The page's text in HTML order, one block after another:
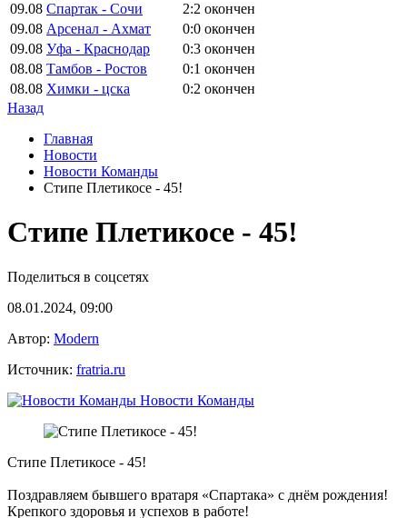
09.08 Спартак - Сочи 2:2 окончен
09.08 Арсенал - Ахмат 0:0 окончен
09.08 Уфа - Краснодар 0:3 окончен
08.08 Тамбов - Ростов 0:1 окончен
08.08 Химки - цска 0:2 окончен
Назад
Главная
Новости
Новости Команды
Стипе Плетикосе - 45!
Стипе Плетикосе - 45!
Поделиться в соцсетях
08.01.2024, 09:00
Автор: Modern
Источник: fratria.ru
Новости Команды
Стипе Плетикосе - 45!
Поздравляем бывшего вратаря «Спартака» с днём рождения!
Крепкого здоровья и успехов в работе!